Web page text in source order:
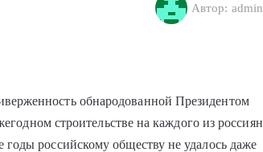
Автор: admin
обнародованной Президентом
строительстве на каждого из россиян
российскому обществу не удалось даже